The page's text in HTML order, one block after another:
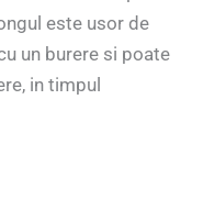
este usor de
un burere si poate
in timpul